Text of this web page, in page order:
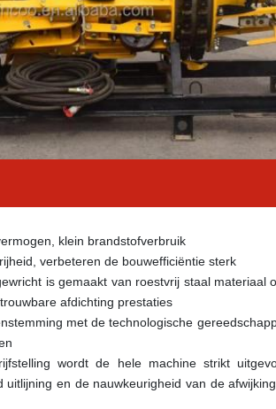
klein brandstofverbruik
verbeteren de bouwefficiëntie sterk
is gemaakt van roestvrij staal
afdichting prestaties
met de technologische
wordt de hele machine strikt
en de nauwkeurigheid van de